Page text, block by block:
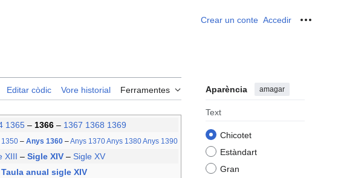
Crear un conte Accedir
Editar còdic Vore historial Ferramentes Aparència amagar
Text
Chicotet
Estàndart
Gran
1365 – 1366 – 1367 1368 1369
1350 – Anys 1360 –Anys 1370Anys 1380Anys 1390
XIII – Sigle XIV – Sigle XV
Taula anual sigle XIV